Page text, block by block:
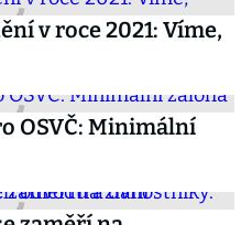
v roce 2021: Víme,
OSVČ: Minimální